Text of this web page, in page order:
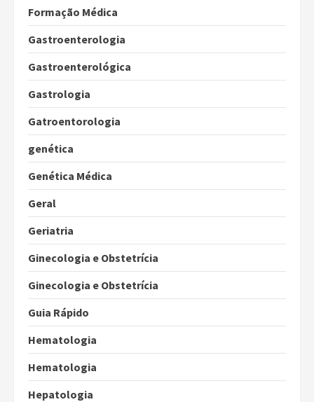
Formação Médica
Gastroenterologia
Gastroenterológica
Gastrologia
Gatroentorologia
genética
Genética Médica
Geral
Geriatria
Ginecologia e Obstetrícia
Ginecologia e Obstetrícia
Guia Rápido
Hematologia
Hematologia
Hepatologia